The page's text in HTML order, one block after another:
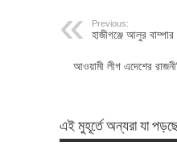
Previous:
হাজীগঞ্জে আলুর
আওয়ামী লীগ এদেশের
এই মুহূর্তে অন্যরা যা